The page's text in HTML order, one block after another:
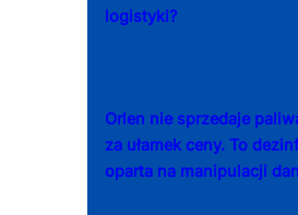
logistyki?
Orlen nie sprzedaje
za ułamek ceny. To
oparta na manipulacji